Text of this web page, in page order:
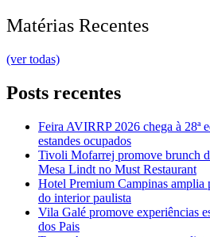
Matérias Recentes
(ver todas)
Posts recentes
Feira AVIRRP 2026 chega à 28ª
estandes ocupados
Tivoli Mofarrej promove brunch
Mesa Lindt no Must Restaurant
Hotel Premium Campinas amplia
do interior paulista
Vila Galé promove experiências
dos Pais